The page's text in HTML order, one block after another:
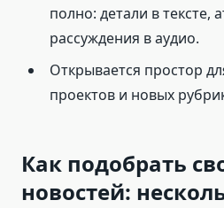
полно: детали в тексте,
рассуждения в аудио.
Открывается простор
проектов и новых
Как подобрать
новостей: